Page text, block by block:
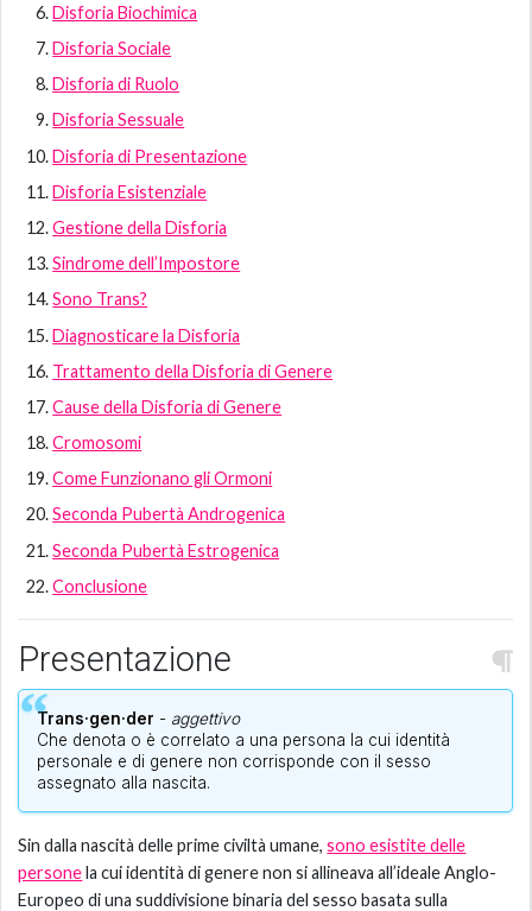
Disforia Biochimica
Disforia Sociale
Disforia di Ruolo
Disforia Sessuale
Disforia di Presentazione
Disforia Esistenziale
Gestione della Disforia
Sindrome dell’Impostore
Sono Trans?
Diagnosticare la Disforia
Trattamento della Disforia di Genere
Cause della Disforia di Genere
Cromosomi
Come Funzionano gli Ormoni
Seconda Pubertà Androgenica
Seconda Pubertà Estrogenica
Conclusione
Presentazione
Trans·gen·der - aggettivo
Che denota o è correlato a una persona la cui identità
personale e di genere non corrisponde con il sesso
assegnato alla nascita.
Sin dalla nascità delle prime civiltà umane,sono esistite delle
personela cui identità di genere non si allineava all’ideale Anglo-
Europeo di una suddivisione binaria del sesso basata sulla